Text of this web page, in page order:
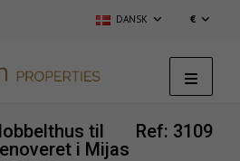
DANSK €
Ref: 3109
til
i Mijas